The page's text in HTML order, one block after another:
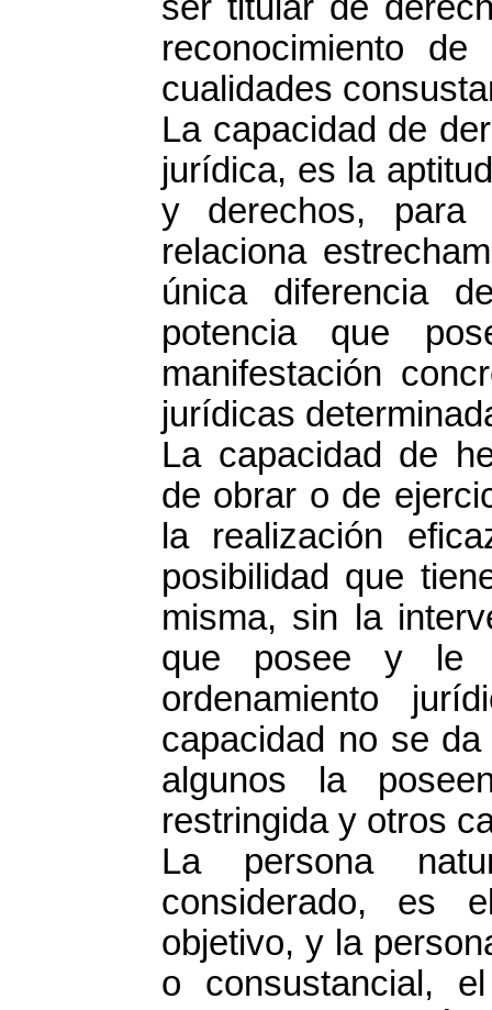
reconocimiento
cualidades
La capacidad de
jurídica, es la
y derechos, para
relaciona
única diferencia
potencia que
manifestación
jurídicas
La capacidad de
de obrar o de
la realización
posibilidad que
misma, sin la
que posee y le
ordenamiento
capacidad no se
algunos la
restringida y otros
La persona
considerado, es
objetivo, y la
o consustancial,